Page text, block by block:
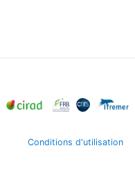
Conditions d'utilisation